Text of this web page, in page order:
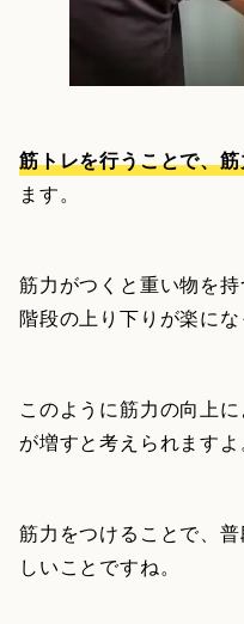
筋トレを行うことで、
ます。
筋力がつくと重い物を持
階段の上り下りが楽にな
このように筋力の向上
が増すと考えられますよ
筋力をつけることで、
しいことですね。